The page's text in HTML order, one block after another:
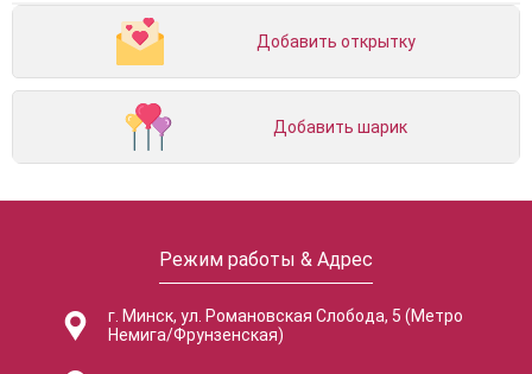
Добавить открытку
Добавить шарик
Режим работы & Адрес
г. Минск, ул. Романовская Слобода, 5 (Метро
Немига/Фрунзенская)